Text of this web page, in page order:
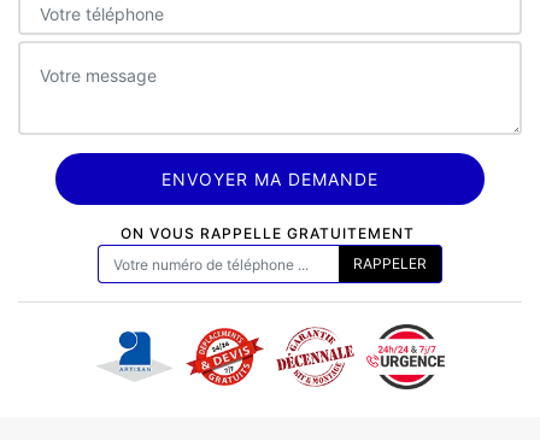
ON VOUS RAPPELLE GRATUITEMENT